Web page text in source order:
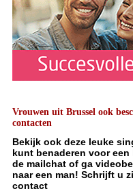
Vrouwen uit Brussel ook
contacten
Bekijk ook deze leuke
kunt benaderen voor
de mailchat of ga
naar een man! Schrijft u
contact